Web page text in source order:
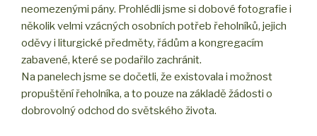
neomezenými pány. Prohlédli jsme si dobové fotografie i
několik velmi vzácných osobních potřeb řeholníků, jejich
oděvy i liturgické předměty, řádům a kongregacím
zabavené, které se podařilo zachránit.
Na panelech jsme se dočetli, že existovala i možnost
propuštění řeholníka, a to pouze na základě žádosti o
dobrovolný odchod do světského života.